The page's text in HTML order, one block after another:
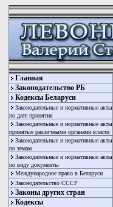
Главная
Законодательство РБ
Кодексы Беларуси
Законодательные и нормативные акты
по дате принятия
Законодательные и нормативные акты
принятые различными органами власти
Законодательные и нормативные акты
по темам
Законодательные и нормативные акты
по виду документы
Международное право в Беларуси
Законодательство СССР
Законы других стран
Кодексы